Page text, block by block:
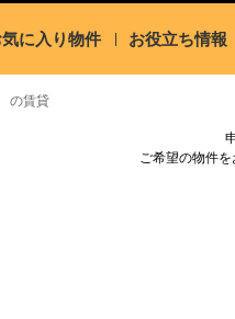
気に入り物件 お役立ち情報
の賃貸
ご希望の物件